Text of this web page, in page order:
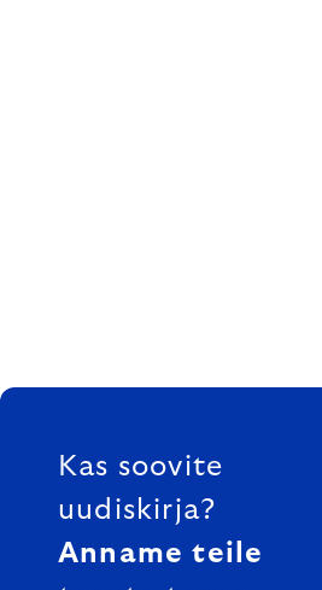
FOOTER
Kas soovite
uudiskirja?
Anname teile